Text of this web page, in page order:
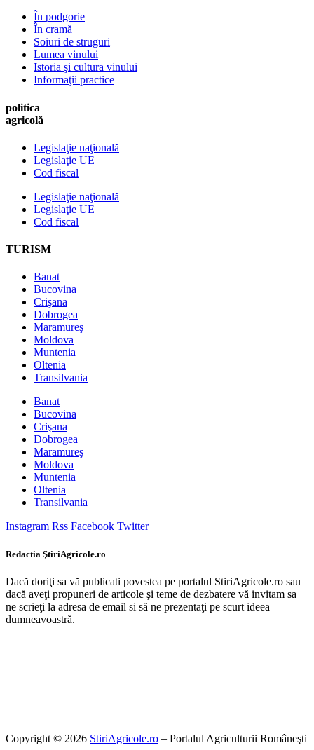
În podgorie
În cramă
Soiuri de struguri
Lumea vinului
Istoria şi cultura vinului
Informaţii practice
politica
agricolă
Legislaţie naţională
Legislaţie UE
Cod fiscal
Legislaţie naţională
Legislaţie UE
Cod fiscal
TURISM
Banat
Bucovina
Crişana
Dobrogea
Maramureş
Moldova
Muntenia
Oltenia
Transilvania
Banat
Bucovina
Crişana
Dobrogea
Maramureş
Moldova
Muntenia
Oltenia
Transilvania
Instagram Rss Facebook Twitter
Redactia ŞtiriAgricole.ro
Dacă doriţi sa vă publicati povestea pe portalul StiriAgricole.ro sau
dacă aveţi propuneri de articole şi teme de dezbatere vă invitam sa
ne scrieţi la adresa de email si să ne prezentaţi pe scurt ideea
dumneavoastră.
Copyright © 2026 StiriAgricole.ro – Portalul Agriculturii Româneşti